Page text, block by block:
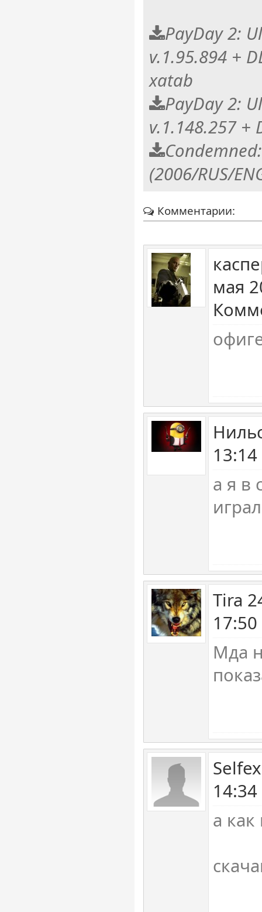
PayDay 2:
v.1.95.894 +
xatab
PayDay 2:
v.1.148.257 +
(2006/RUS/
Комментарии:
мая
а я в
играл
Tira
Мда
а как